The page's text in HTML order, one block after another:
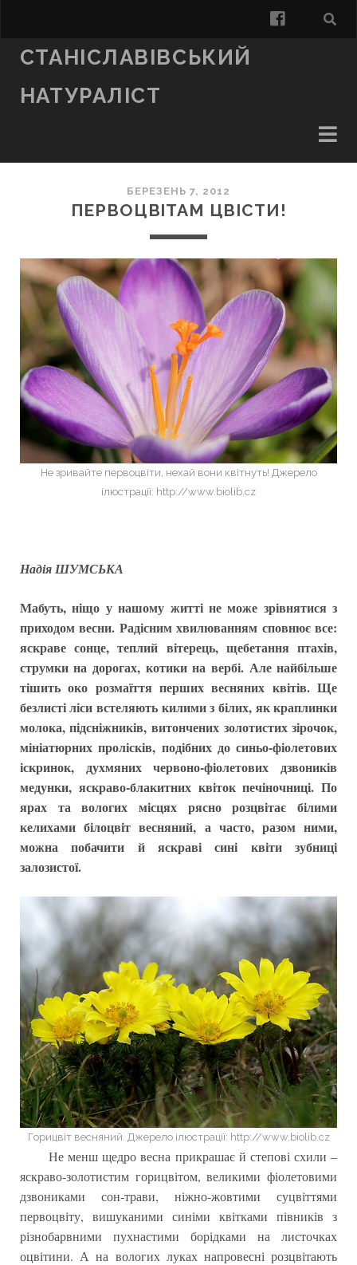
facebook
СТАНІСЛАВІВСЬКИЙ
НАТУРАЛІСТ
БЕРЕЗЕНЬ 7, 2012
ПЕРВОЦВІТАМ ЦВІСТИ!
Не зривайте первоцвіти, нехай вони квітнуть! Джерело
ілюстрації: http://www.biolib.cz
Надія ШУМСЬКА
Мабуть, ніщо у нашому житті не може зрівнятися з
приходом весни. Радісним хвилюванням сповнює все:
яскраве сонце, теплий вітерець, щебетання птахів,
струмки на дорогах, котики на вербі. Але найбільше
тішить око розмаїття перших весняних квітів. Ще
безлисті ліси встеляють килими з білих, як краплинки
молока, підсніжників, витончених золотистих зірочок,
мініатюрних пролісків, подібних до синьо-фіолетових
іскринок, духмяних червоно-фіолетових дзвоників
медунки, яскраво-блакитних квіток печіночниці. По
ярах та вологих місцях рясно розцвітає білими
келихами білоцвіт весняний, а часто, разом ними,
можна побачити й яскраві сині квіти зубниці
залозистої.
Горицвіт весняний. Джерело ілюстрації: http://www.biolib.cz
Не менш щедро весна прикрашає й степові схили –
яскраво-золотистим горицвітом, великими фіолетовими
дзвониками сон-трави, ніжно-жовтими суцвіттями
первоцвіту, вишуканими синіми квітками півників з
різнобарвними пухнастими борідками на листочках
оцвітини. А на вологих луках напровесні розцвітають